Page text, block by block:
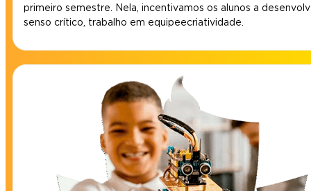
primeiro semestre. Nela, incentivamos os alunos a
senso crítico, trabalho em equipe e criatividade.